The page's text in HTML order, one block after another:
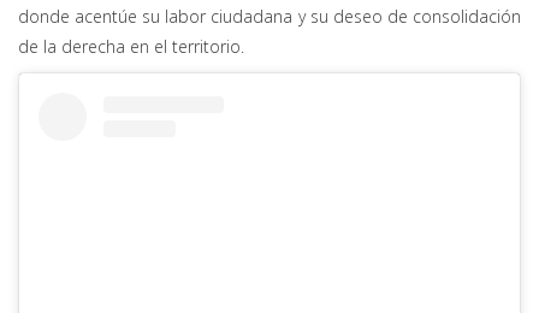
donde acentúe su labor ciudadana y su deseo de consolidación
de la derecha en el territorio.